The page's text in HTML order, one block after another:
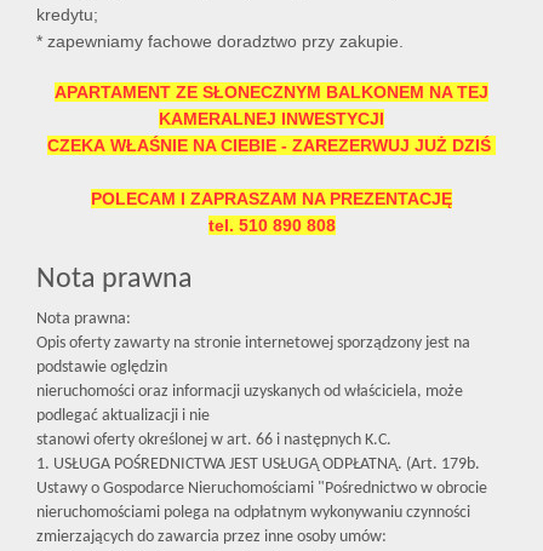
kredytu;
* zapewniamy fachowe doradztwo przy zakupie.
APARTAMENT ZE SŁONECZNYM BALKONEM NA TEJ
KAMERALNEJ INWESTYCJI
CZEKA WŁAŚNIE NA CIEBIE - ZAREZERWUJ JUŻ DZIŚ
POLECAM I ZAPRASZAM NA PREZENTACJĘ
tel. 510 890 808
Nota prawna
Nota prawna:
Opis oferty zawarty na stronie internetowej sporządzony jest na
podstawie oględzin
nieruchomości oraz informacji uzyskanych od właściciela, może
podlegać aktualizacji i nie
stanowi oferty określonej w art. 66 i następnych K.C.
1. USŁUGA POŚREDNICTWA JEST USŁUGĄ ODPŁATNĄ. (Art. 179b.
Ustawy o Gospodarce Nieruchomościami "Pośrednictwo w obrocie
nieruchomościami polega na odpłatnym wykonywaniu czynności
zmierzających do zawarcia przez inne osoby umów: